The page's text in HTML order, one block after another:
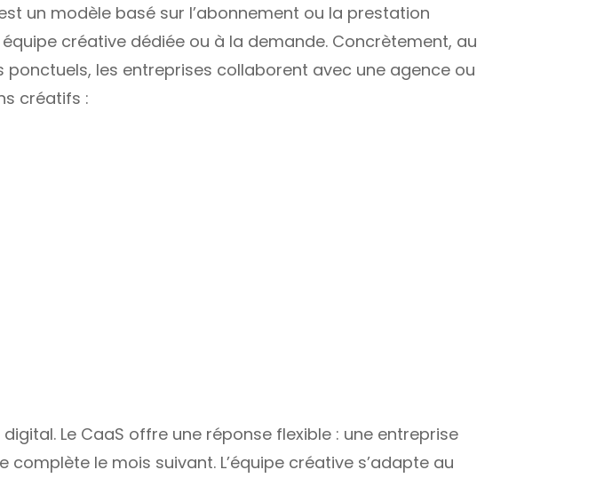
un modèle basé sur l’abonnement ou la prestation
créative dédiée ou à la demande. Concrètement, au
les entreprises collaborent avec une agence ou
créatifs :
Le CaaS offre une réponse flexible : une entreprise
le mois suivant. L’équipe créative s’adapte au